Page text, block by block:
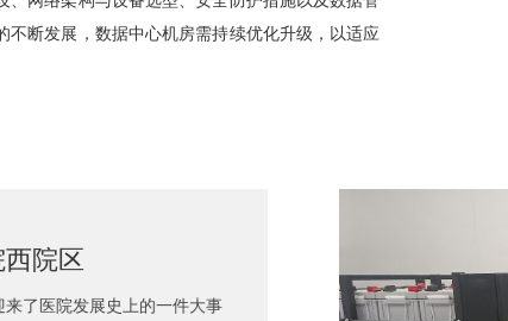
断发展，数据中心机房需持续优化升级，以适应
院区
了医院发展史上的一件大事